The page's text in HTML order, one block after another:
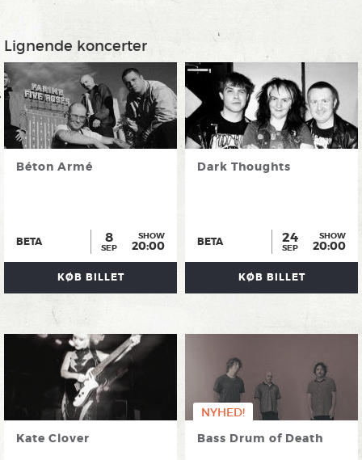
Lignende koncerter
Béton Armé
BETA 8
SEP
SHOW
20:00
KØB BILLET
Dark Thoughts
BETA 24
SEP
SHOW
20:00
KØB BILLET
Kate Clover
NYHED!
Bass Drum of Death